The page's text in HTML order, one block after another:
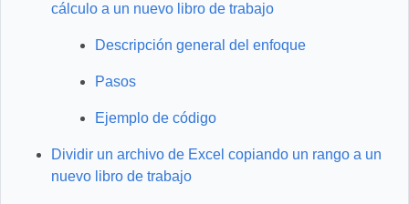
cálculo a un nuevo libro de trabajo
Descripción general del enfoque
Pasos
Ejemplo de código
Dividir un archivo de Excel copiando un rango a un
nuevo libro de trabajo